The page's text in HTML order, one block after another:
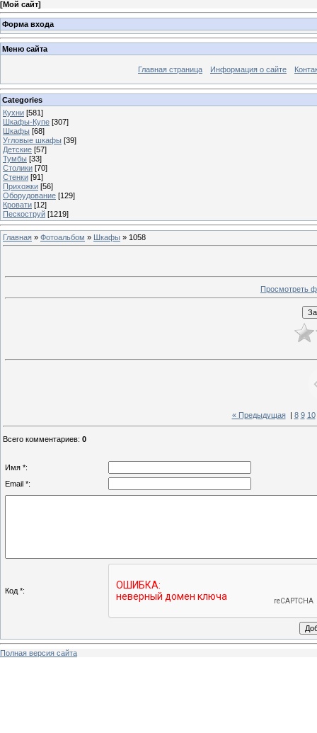
[Мой сайт]
Форма входа
Меню сайта
Главная страница Информация о сайте
Categories
Кухни [581]
Шкафы-Купе [307]
Шкафы [68]
Угловые шкафы [39]
Детские [57]
Тумбы [33]
Столики [70]
Стенки [91]
Прихожки [56]
Оборудование [129]
Кровати [12]
Пескоструй [1219]
Главная » Фотоальбом » Шкафы » 1058
Просмотреть
« Предыдущая| 8 9 10
Всего комментариев: 0
Имя *:
Email *:
Код *:
Полная версия сайта